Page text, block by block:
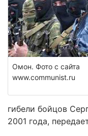
Омон. Фото с сайта
www.communist.ru
гибели бойцов
2001 года,